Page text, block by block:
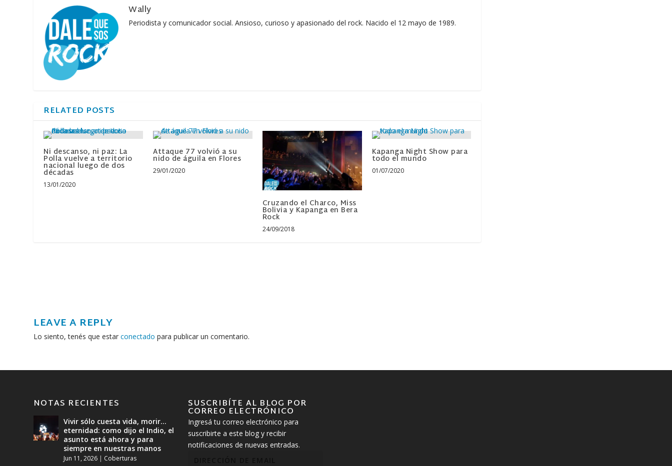
Wally
Periodista y comunicador social. Ansioso, curioso y apasionado del rock. Nacido el 12 mayo de 1989.
RELATED POSTS
Ni descanso, ni paz: La
Polla vuelve a territorio
nacional luego de dos
décadas
13/01/2020
Attaque 77 volvió a su
nido de águila en Flores
29/01/2020
Cruzando el Charco, Miss
Bolivia y Kapanga en Bera
Rock
24/09/2018
Kapanga Night Show para
todo el mundo
01/07/2020
LEAVE A REPLY
Lo siento, tenés que estarconectado para publicar un comentario.
NOTAS RECIENTES
Vivir sólo cuesta vida, morir…
eternidad: como dijo el Indio, el
asunto está ahora y para
siempre en nuestras manos
Jun 11, 2026 | Coberturas
SUSCRIBÍTE AL BLOG POR
CORREO ELECTRÓNICO
Ingresá tu correo electrónico para
suscribirte a este blog y recibir
notificaciones de nuevas entradas.